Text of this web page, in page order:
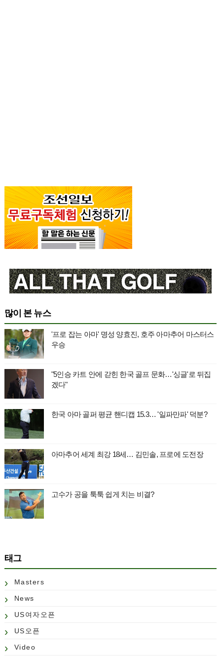
많이 본 뉴스
'프로 잡는 아마' 명성 양효진, 호주 아마추어 마스터스
우승
"5인승 카트 안에 갇힌 한국 골프 문화…'싱글'로 뒤집
겠다"
한국 아마 골퍼 평균 핸디캡 15.3… '일파만파' 덕분?
아마추어 세계 최강 18세… 김민솔, 프로에 도전장
고수가 공을 툭툭 쉽게 치는 비결?
태그
Masters
News
US여자오픈
US오픈
Video